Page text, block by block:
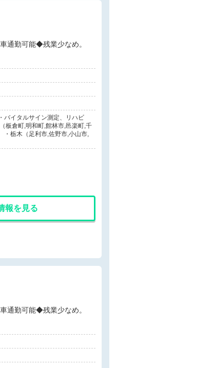
可能◆車通勤可能◆残業少なめ。
バイタルサイン測定、リハビ
板倉町,明和町,館林市,邑楽町,千
・栃木（足利市,佐野市,小山市,
報を見る
可能◆車通勤可能◆残業少なめ。